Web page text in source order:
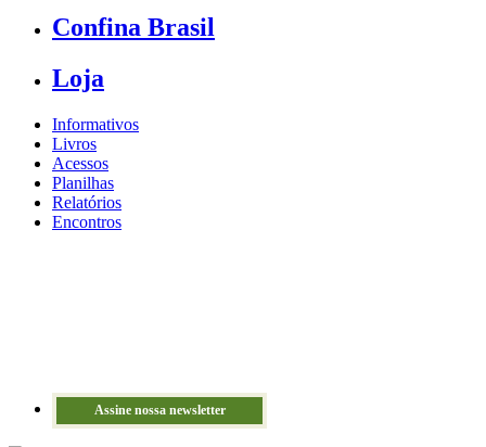
Confina Brasil
Loja
Informativos
Livros
Acessos
Planilhas
Relatórios
Encontros
Assine nossa newsletter